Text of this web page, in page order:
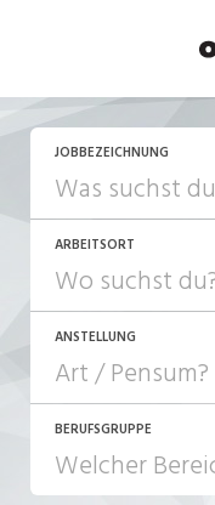
JOBBEZEICHNUNG
ARBEITSORT
ANSTELLUNG
JOB-TYP
BERUFSGRUPPE